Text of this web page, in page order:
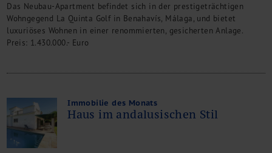
Das Neubau-Apartment befindet sich in der prestigeträchtigen
Wohngegend La Quinta Golf in Benahavís, Málaga, und bietet
luxuriöses Wohnen in einer renommierten, gesicherten Anlage.
Preis: 1.430.000.- Euro
Immobilie des Monats
Haus im andalusischen Stil